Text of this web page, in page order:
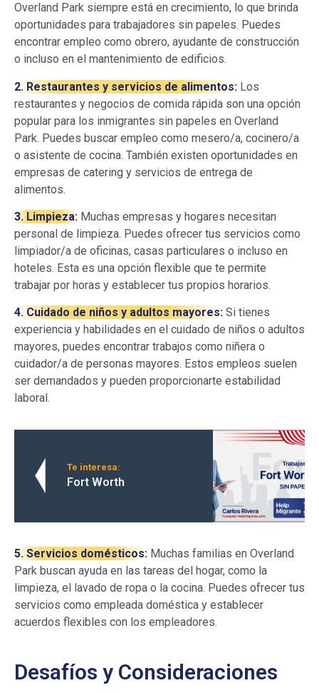
Overland Park siempre está en crecimiento, lo que brinda
oportunidades para trabajadores sin papeles. Puedes
encontrar empleo como obrero, ayudante de construcción
o incluso en el mantenimiento de edificios.
2. Restaurantes y servicios de alimentos: Los
restaurantes y negocios de comida rápida son una opción
popular para los inmigrantes sin papeles en Overland
Park. Puedes buscar empleo como mesero/a, cocinero/a
o asistente de cocina. También existen oportunidades en
empresas de catering y servicios de entrega de
alimentos.
3. Limpieza: Muchas empresas y hogares necesitan
personal de limpieza. Puedes ofrecer tus servicios como
limpiador/a de oficinas, casas particulares o incluso en
hoteles. Esta es una opción flexible que te permite
trabajar por horas y establecer tus propios horarios.
4. Cuidado de niños y adultos mayores: Si tienes
experiencia y habilidades en el cuidado de niños o adultos
mayores, puedes encontrar trabajos como niñera o
cuidador/a de personas mayores. Estos empleos suelen
ser demandados y pueden proporcionarte estabilidad
laboral.
Te interesa:
Fort Worth
5. Servicios domésticos: Muchas familias en Overland
Park buscan ayuda en las tareas del hogar, como la
limpieza, el lavado de ropa o la cocina. Puedes ofrecer tus
servicios como empleada doméstica y establecer
acuerdos flexibles con los empleadores.
Desafíos y Consideraciones